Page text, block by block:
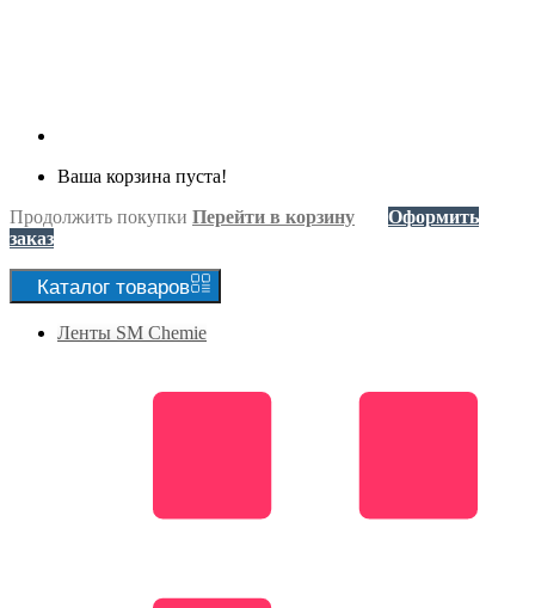
Ваша корзина пуста!
Продолжить покупки Перейти в корзину
Оформить
заказ
Каталог товаров
Ленты SM Chemie